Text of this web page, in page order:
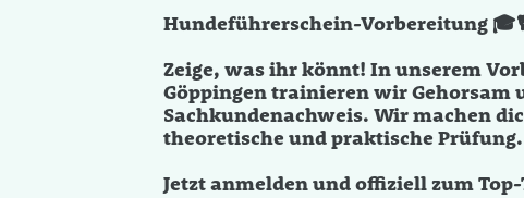
Hundeführerschein-Vorbereitung
Zeige, was ihr könnt! In unserem
Göppingen trainieren wir Gehorsam
Sachkundenachweis. Wir machen
theoretische und praktische Prüfung.
Jetzt anmelden und offiziell zum Top-